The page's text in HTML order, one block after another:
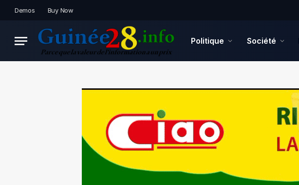
Demos Buy Now
Politique Société